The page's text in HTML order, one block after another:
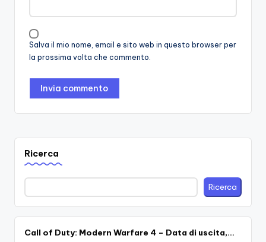
Salva il mio nome, email e sito web in questo browser per
la prossima volta che commento.
Ricerca
Ricerca
Call of Duty: Modern Warfare 4 – Data di uscita,…